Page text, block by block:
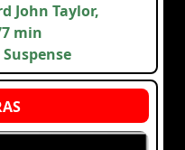
John Taylor,
min